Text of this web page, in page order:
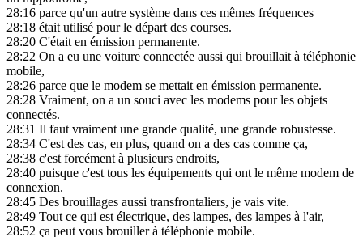
28:16 parce qu'un autre système dans ces mêmes fréquences
28:18 était utilisé pour le départ des courses.
28:20 C'était en émission permanente.
28:22 On a eu une voiture connectée aussi qui brouillait à téléphonie
mobile,
28:26 parce que le modem se mettait en émission permanente.
28:28 Vraiment, on a un souci avec les modems pour les objets
connectés.
28:31 Il faut vraiment une grande qualité, une grande robustesse.
28:34 C'est des cas, en plus, quand on a des cas comme ça,
28:38 c'est forcément à plusieurs endroits,
28:40 puisque c'est tous les équipements qui ont le même modem de
connexion.
28:45 Des brouillages aussi transfrontaliers, je vais vite.
28:49 Tout ce qui est électrique, des lampes, des lampes à l'air,
28:52 ça peut vous brouiller à téléphonie mobile.